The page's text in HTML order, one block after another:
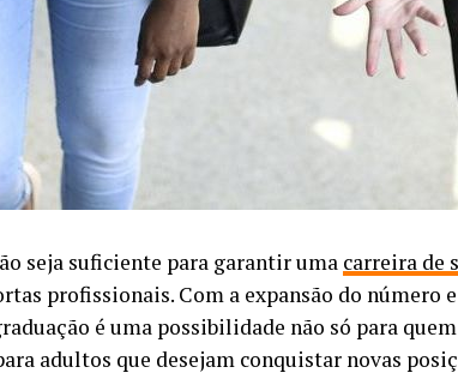
seja suficiente para garantir uma carreira de
profissionais. Com a expansão do número
é uma possibilidade não só para
adultos que desejam conquistar novas